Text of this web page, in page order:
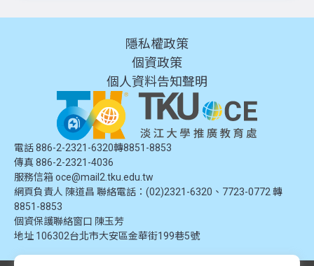
隱私權政策
個資政策
個人資料告知聲明
電話 886-2-2321-6320轉8851-8853
傳真 886-2-2321-4036
服務信箱 oce@mail2.tku.edu.tw
網頁負責人 陳道昌 聯絡電話：(02)2321-6320、7723-0772 轉
8851-8853
個資保護聯絡窗口 陳玉芳
地址 106302台北市大安區金華街199巷5號